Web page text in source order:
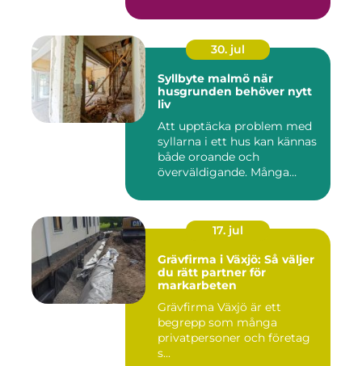
30. jul
Syllbyte malmö när
husgrunden behöver nytt
liv
Att upptäcka problem med
syllarna i ett hus kan kännas
både oroande och
överväldigande. Många
17. jul
Grävfirma i Växjö: Så väljer
du rätt partner för
markarbeten
Grävfirma Växjö är ett
begrepp som många
privatpersoner och företag
s...